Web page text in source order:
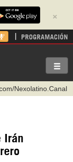
×
PROGRAMACIÓN
Nexolatino.Canal
hispantv
Irán